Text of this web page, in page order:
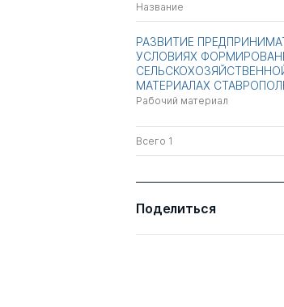
Название
РАЗВИТИЕ
УСЛОВИЯХ
МАТЕРИАЛАХ
Рабочий материал
Всего 1
Поделиться